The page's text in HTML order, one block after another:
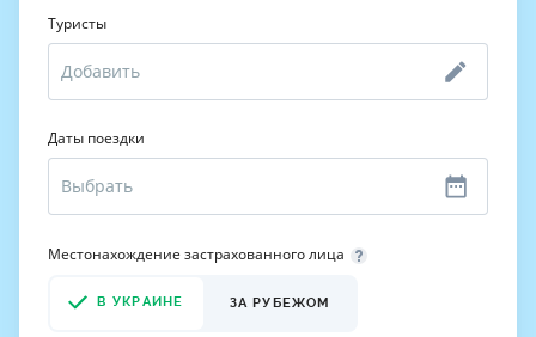
Туристы
Даты поездки
Местонахождение застрахованного лица
В УКРАИНЕ ЗА РУБЕЖОМ